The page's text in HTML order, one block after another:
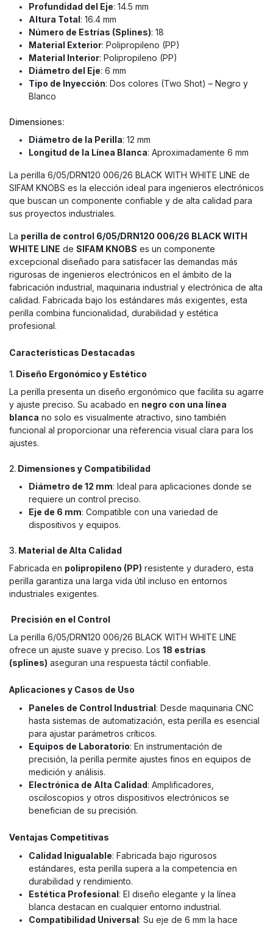
Profundidad del Eje: 14.5 mm
Altura Total: 16.4 mm
Número de Estrías (Splines): 18
Material Exterior: Polipropileno (PP)
Material Interior: Polipropileno (PP)
Diámetro del Eje: 6 mm
Tipo de Inyección: Dos colores (Two Shot) – Negro y
Blanco
Dimensiones:
Diámetro de la Perilla: 12 mm
Longitud de la Línea Blanca: Aproximadamente 6 mm
La perilla 6/05/DRN120 006/26 BLACK WITH WHITE LINE de
SIFAM KNOBS es la elección ideal para ingenieros electrónicos
que buscan un componente confiable y de alta calidad para
sus proyectos industriales.
La perilla de control 6/05/DRN120 006/26 BLACK WITH
WHITE LINE de SIFAM KNOBS es un componente
excepcional diseñado para satisfacer las demandas más
rigurosas de ingenieros electrónicos en el ámbito de la
fabricación industrial, maquinaria industrial y electrónica de alta
calidad. Fabricada bajo los estándares más exigentes, esta
perilla combina funcionalidad, durabilidad y estética
profesional.
Características Destacadas
1. Diseño Ergonómico y Estético
La perilla presenta un diseño ergonómico que facilita su agarre
y ajuste preciso. Su acabado en negro con una línea
blanca no solo es visualmente atractivo, sino también
funcional al proporcionar una referencia visual clara para los
ajustes.
2. Dimensiones y Compatibilidad
Diámetro de 12 mm: Ideal para aplicaciones donde se
requiere un control preciso.
Eje de 6 mm: Compatible con una variedad de
dispositivos y equipos.
3. Material de Alta Calidad
Fabricada en polipropileno (PP) resistente y duradero, esta
perilla garantiza una larga vida útil incluso en entornos
industriales exigentes.
Precisión en el Control
La perilla 6/05/DRN120 006/26 BLACK WITH WHITE LINE
ofrece un ajuste suave y preciso. Los 18 estrías
(splines) aseguran una respuesta táctil confiable.
Aplicaciones y Casos de Uso
Paneles de Control Industrial: Desde maquinaria CNC
hasta sistemas de automatización, esta perilla es esencial
para ajustar parámetros críticos.
Equipos de Laboratorio: En instrumentación de
precisión, la perilla permite ajustes finos en equipos de
medición y análisis.
Electrónica de Alta Calidad: Amplificadores,
osciloscopios y otros dispositivos electrónicos se
benefician de su precisión.
Ventajas Competitivas
Calidad Inigualable: Fabricada bajo rigurosos
estándares, esta perilla supera a la competencia en
durabilidad y rendimiento.
Estética Profesional: El diseño elegante y la línea
blanca destacan en cualquier entorno industrial.
Compatibilidad Universal: Su eje de 6 mm la hace